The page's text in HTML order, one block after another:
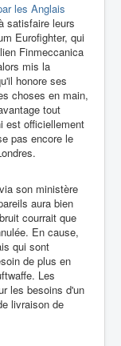
les Anglais
satisfaire leurs
Eurofighter, qui
Finmeccanica
mis la
honore ses
choses en main,
tout
est officiellement
pas encore le
son ministère
aura bien
courrait que
En cause,
qui sont
de plus en
Les
les besoins d'un
livraison de